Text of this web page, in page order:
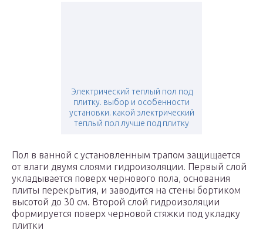
Электрический теплый пол под
плитку. выбор и особенности
установки. какой электрический
теплый пол лучше под плитку
Пол в ванной с установленным трапом защищается
от влаги двумя слоями гидроизоляции. Первый слой
укладывается поверх чернового пола, основания
плиты перекрытия, и заводится на стены бортиком
высотой до 30 см. Второй слой гидроизоляции
формируется поверх черновой стяжки под укладку
плитки